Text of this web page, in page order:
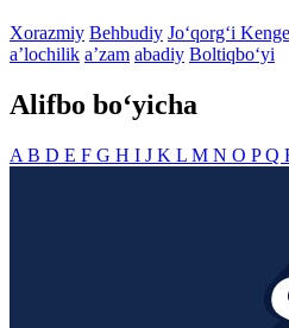
Xorazmiy Behbudiy Jo‘qorg‘i
aʼlochilik aʼzam abadiy Boltiqbo‘yi
Alifbo bo‘yicha
A B D E F G H I J K L M N O PQ